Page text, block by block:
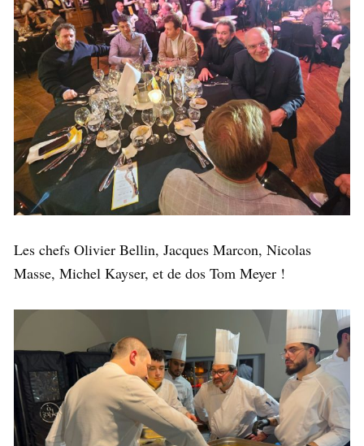
Les chefs Olivier Bellin, Jacques Marcon, Nicolas
Masse, Michel Kayser, et de dos Tom Meyer !